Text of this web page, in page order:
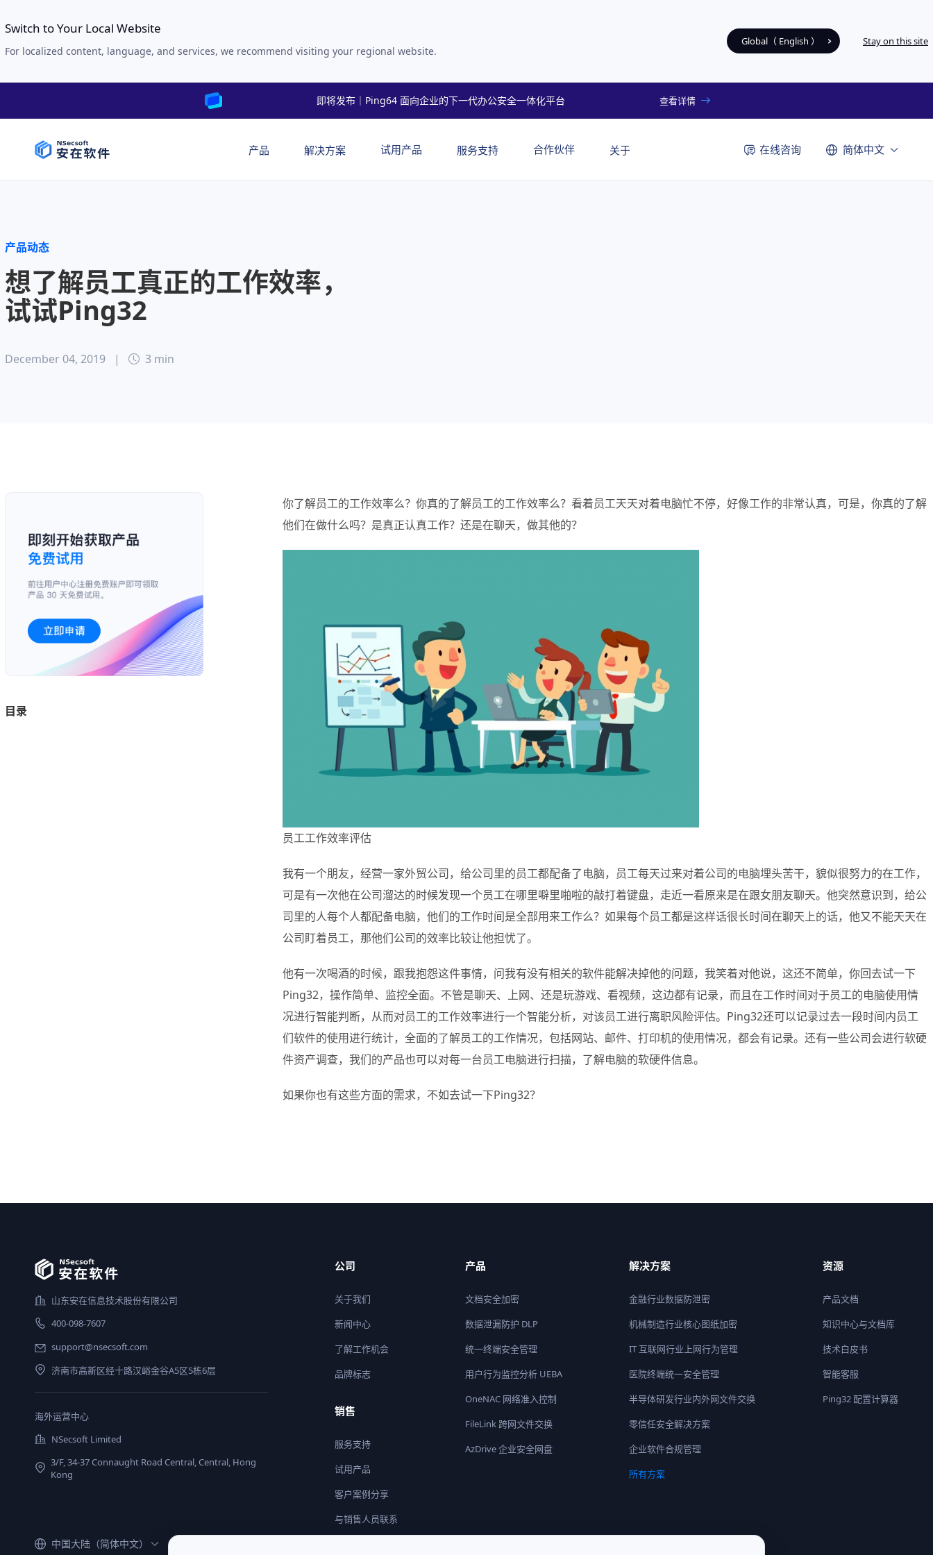
Switch to Your Local Website
For localized content, language, and services, we recommend visiting your regional website.
Global（ English ） Stay on this site
即将发布｜Ping64 面向企业的下一代办公安全一体化平台 查看详情
产品 解决方案 试用产品 服务支持 合作伙伴 关于 在线咨询 简体中文
产品动态
想了解员工真正的工作效率，
试试Ping32
December 04, 2019 | 3 min
目录
你了解员工的工作效率么？ 你真的了解员工的工作效率么？看着员工天天对着电脑忙不停，好像工作的非常认真，可是，你真的了解
他们在做什么吗？是真正认真工作？还是在聊天，做其他的？
员工工作效率评估
我有一个朋友，经营一家外贸公司，给公司里的员工都配备了电脑，员工每天过来对着公司的电脑埋头苦干，貌似很努力的在工作，
可是有一次他在公司溜达的时候发现一个员工在哪里噼里啪啦的敲打着键盘，走近一看原来是在跟女朋友聊天。他突然意识到，给公
司里的人每个人都配备电脑，他们的工作时间是全部用来工作么？如果每个员工都是这样话很长时间在聊天上的话，他又不能天天在
公司盯着员工，那他们公司的效率比较让他担忧了。
他有一次喝酒的时候，跟我抱怨这件事情，问我有没有相关的软件能解决掉他的问题，我笑着对他说，这还不简单，你回去试一下
Ping32，操作简单、监控全面。不管是聊天、上网、还是玩游戏、看视频，这边都有记录，而且在工作时间对于员工的电脑使用情
况进行智能判断，从而对员工的工作效率进行一个智能分析，对该员工进行离职风险评估。Ping32还可以记录过去一段时间内员工
们软件的使用进行统计，全面的了解员工的工作情况，包括网站、邮件、打印机的使用情况，都会有记录。还有一些公司会进行软硬
件资产调查，我们的产品也可以对每一台员工电脑进行扫描，了解电脑的软硬件信息。
如果你也有这些方面的需求，不如去试一下Ping32？
山东安在信息技术股份有限公司
400-098-7607
support@nsecsoft.com
济南市高新区经十路汉峪金谷A5区5栋6层
海外运营中心
NSecsoft Limited
3/F, 34-37 Connaught Road Central, Central, Hong
Kong
中国大陆（简体中文）
公司
关于我们
新闻中心
了解工作机会
品牌标志
销售
服务支持
试用产品
客户案例分享
与销售人员联系
产品
文档安全加密
数据泄漏防护 DLP
统一终端安全管理
用户行为监控分析 UEBA
OneNAC 网络准入控制
FileLink 跨网文件交换
AzDrive 企业安全网盘
解决方案
金融行业数据防泄密
机械制造行业核心图纸加密
IT 互联网行业上网行为管理
医院终端统一安全管理
半导体研发行业内外网文件交换
零信任安全解决方案
企业软件合规管理
所有方案
资源
产品文档
知识中心与文档库
技术白皮书
智能客服
Ping32 配置计算器